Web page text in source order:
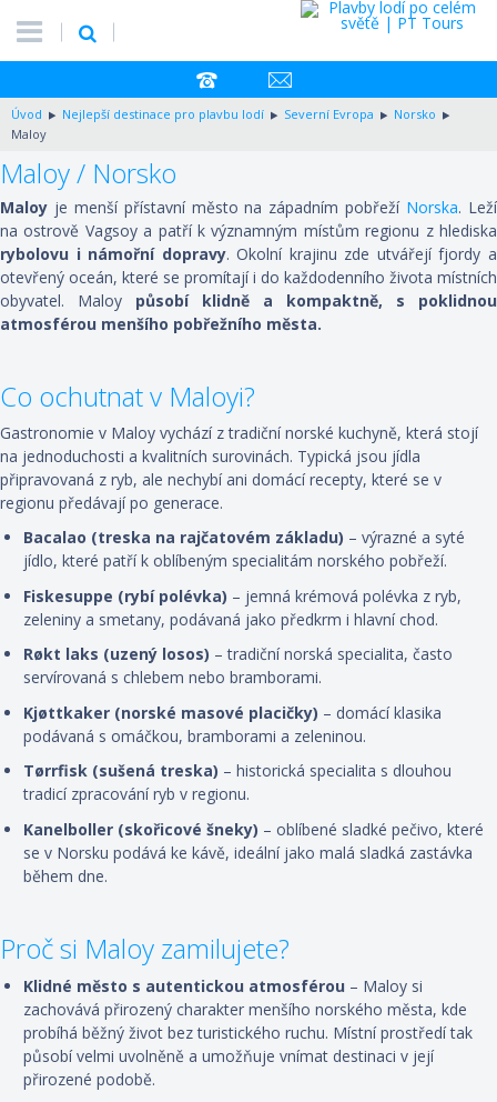
Úvod Nejlepší destinace pro plavbu lodí Severní Evropa
Norsko
Maloy
Maloy / Norsko
Maloy je menší přístavní město na západním pobřeží Norska. Leží
na ostrově Vagsoy a patří k významným místům regionu z hlediska
rybolovu i námořní dopravy. Okolní krajinu zde utvářejí fjordy a
otevřený oceán, které se promítají i do každodenního života místních
obyvatel. Maloy působí
klidně a kompaktně, s poklidnou
atmosférou menšího pobřežního města.
Co ochutnat v Maloyi?
Gastronomie v Maloy vychází z tradiční norské kuchyně, která stojí
na jednoduchosti a kvalitních surovinách. Typická jsou jídla
připravovaná z ryb, ale nechybí ani domácí recepty, které se v
regionu předávají po generace.
Bacalao (treska na rajčatovém základu) – výrazné a syté
jídlo, které patří k oblíbeným specialitám norského pobřeží.
Fiskesuppe (rybí polévka) – jemná krémová polévka z ryb,
zeleniny a smetany, podávaná jako předkrm i hlavní chod.
Røkt laks (uzený losos) – tradiční norská specialita, často
servírovaná s chlebem nebo bramborami.
Kjøttkaker (norské masové placičky) – domácí klasika
podávaná s omáčkou, bramborami a zeleninou.
Tørrfisk (sušená treska) – historická specialita s dlouhou
tradicí zpracování ryb v regionu.
Kanelboller (skořicové šneky) – oblíbené sladké pečivo, které
se v Norsku podává ke kávě, ideální jako malá sladká zastávka
během dne.
Proč si Maloy zamilujete?
Klidné město s autentickou atmosférou – Maloy si
zachovává přirozený charakter menšího norského města, kde
probíhá běžný život bez turistického ruchu. Místní prostředí tak
působí velmi uvolněně a umožňuje vnímat destinaci v její
přirozené podobě.